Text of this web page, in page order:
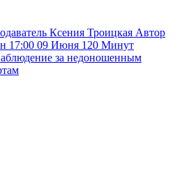
Ксения Троицкая Автор
17:00 09 Июня 120 Минут
за недоношенным